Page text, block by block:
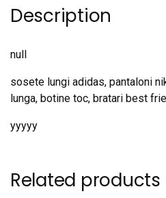
Description
null
sosete lungi adidas, pantaloni
lunga, botine toc, bratari best
yyyyy
Related products